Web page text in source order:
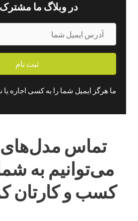
در وبلاگ ما
ر
ا
ثبت نام
ما هرگز ایمیل شما را به کسی اجاره
تماس مدل‌های RJ
می‌توانیم به
کسب و کارتان